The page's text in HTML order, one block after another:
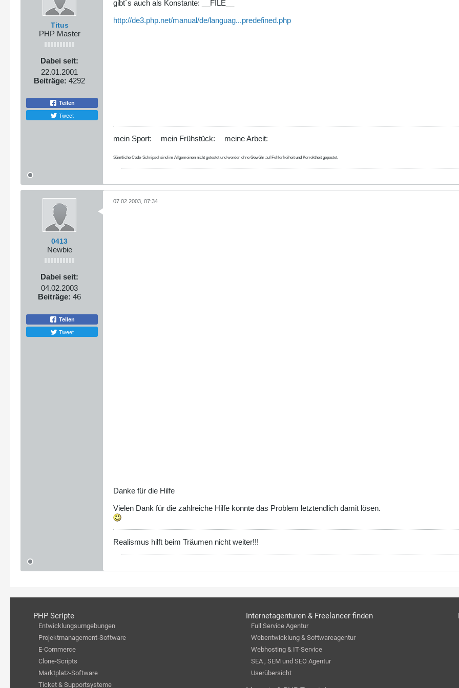
Titus
PHP Master
Dabei seit:
22.01.2001
Beiträge: 4292
Teilen
Tweet
gibt´s auch als Konstante: __FILE__
http://de3.php.net/manual/de/languag...predefined.php
mein Sport: mein Frühstück: meine Arbeit:
Sämtliche Code-Schnipsel sind im Allgemeinen nicht getestet und werden ohne Gewähr auf Fehlerfreiheit und Korrektheit gepostet.
0413
Newbie
Dabei seit:
04.02.2003
Beiträge: 46
Teilen
Tweet
07.02.2003, 07:34
Danke für die Hilfe
Vielen Dank für die zahlreiche Hilfe konnte das Problem letztendlich damit lösen.
Realismus hilft beim Träumen nicht weiter!!!
PHP Scripte
Entwicklungsumgebungen
Projektmanagement-Software
E-Commerce
Clone-Scripts
Marktplatz-Software
Ticket & Supportsysteme
Internetagenturen & Freelancer finden
Full Service Agentur
Webentwicklung & Softwareagentur
Webhosting & IT-Service
SEA , SEM und SEO Agentur
Userübersicht